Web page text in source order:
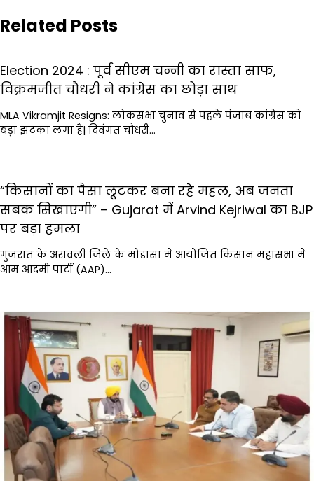
Related Posts
Election 2024 : पूर्व सीएम चन्नी का रास्ता साफ,
विक्रमजीत चौधरी ने कांग्रेस का छोड़ा साथ
MLA Vikramjit Resigns: लोकसभा चुनाव से पहले पंजाब कांग्रेस को
बड़ा झटका लगा है| दिवंगत चौधरी…
“किसानों का पैसा लूटकर बना रहे महल, अब जनता
सबक सिखाएगी” – Gujarat में Arvind Kejriwal का BJP
पर बड़ा हमला
गुजरात के अरावली जिले के मोडासा में आयोजित किसान महासभा में
आम आदमी पार्टी (AAP)…